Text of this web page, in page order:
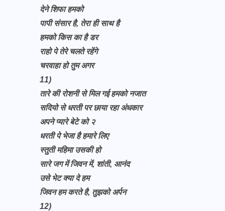
देने शिफा हमको
पापी संसार है, तेरा ही साथ है
हमको किस का है डर
राहो पे तेरे चलते रहेंगे
चरवाहा हो तुम अगर
11)
तारे की रोशनी से मिल गई हमको नजात
सदियो से धरती पर छाया रहा अंधकार
अपने प्यारे बेटे को २
धरती पे भेजा है हमारे लिए
स्तुती महिमा उसकी हो
सारे जग में जिवन में, शांती, आनंद
उसे भेट क्या दे हम
जिवन हम करते है, तुझको अर्पन
12)